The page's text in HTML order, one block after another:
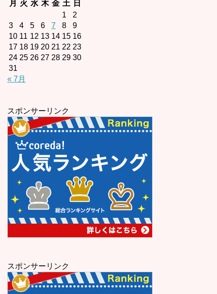
月
火 水 木 金 土
日
1
2
3
4 5 6 7 8
9
10 11 12 13 14 15 16
17 18 19 20 21 22 23
24 25 26 27 28 29 30
31
« 7月
スポンサーリンク
スポンサーリンク